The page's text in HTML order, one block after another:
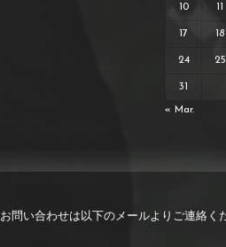
10 11
17 18
24 25
31
« Mar.
お問い合わせは以下のメールよりご連絡く